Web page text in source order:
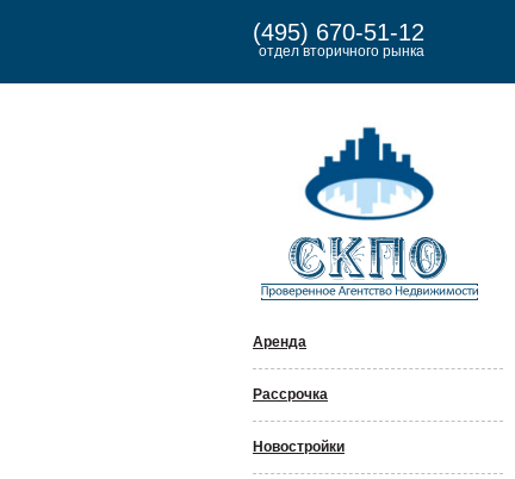
(495) 670-51-12
отдел вторичного рынка
Аренда
Рассрочка
Новостройки